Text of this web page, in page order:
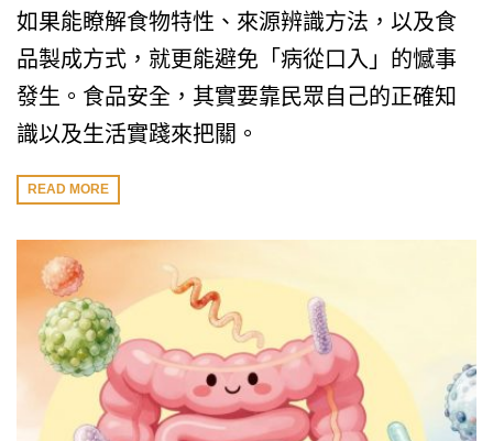
如果能瞭解食物特性、來源辨識方法，以及食
品製成方式，就更能避免「病從口入」的憾事
發生。食品安全，其實要靠民眾自己的正確知
識以及生活實踐來把關。
READ MORE